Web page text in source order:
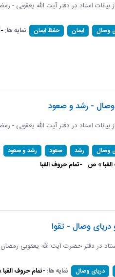
بیانات استاد در دفتر آیت الله یعقوبی - رمضان
وصال ایمان حفظ ایمان نمایه ها:
وصال - رشد و صعود
بیانات استاد در دفتر آیت الله یعقوبی - رمضان
وصال رشد صعود رشد و صعود
» ص -تمام حروف الفبا
دریای وصال - تقوا
در دفتر حضرت آیت الله یعقوبی-رمضان1401
دریای وصال نمایه ها: -تمام حروف